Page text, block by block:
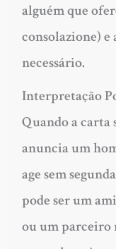
alguém que
consolazione)
necessário.
Interpretação
Quando a carta
anuncia um
age sem
pode ser um
ou um parceiro